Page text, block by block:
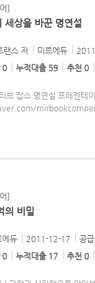
]
세상을 바꾼 명연설
랜스 저 미르에듀
0 누적대출 59 추천 0
브 잡스 명연설 프레젠테
]
의 비밀
에듀 2011-12-17
공
0 누적대출 17 추천 0